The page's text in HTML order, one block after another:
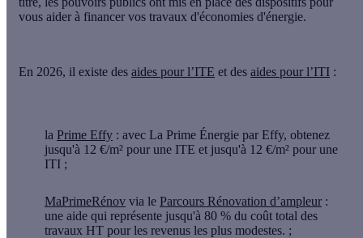
vous aider à financer vos travaux d'économies d'énergie.
En 2026, il existe des aides pour l’ITE et des aides pour l’ITI :
la Prime Effy : avec La Prime Énergie par Effy, obtenez
jusqu'à 12 €/m² pour une ITE et jusqu'à 12 €/m² pour une
ITI ;
MaPrimeRénov via le Parcours Rénovation d’ampleur :
une aide qui représente jusqu'à 80 % du coût total des
travaux HT pour les revenus les plus modestes. ;